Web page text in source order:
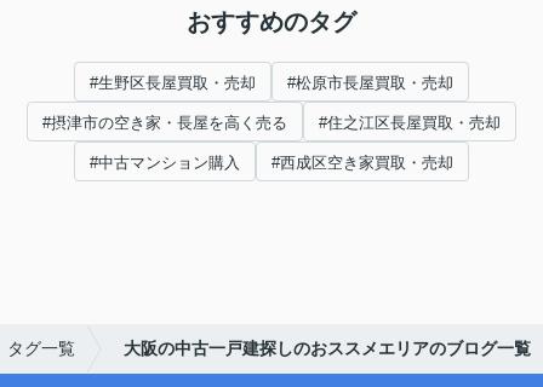
おすすめのタグ
#生野区長屋買取・売却 #松原市長屋買取・売却
#摂津市の空き家・長屋を高く売る #住之江区長屋買取・売却
#中古マンション購入 #西成区空き家買取・売却
タグ一覧 大阪の中古一戸建探しのおススメエリアのブログ一覧